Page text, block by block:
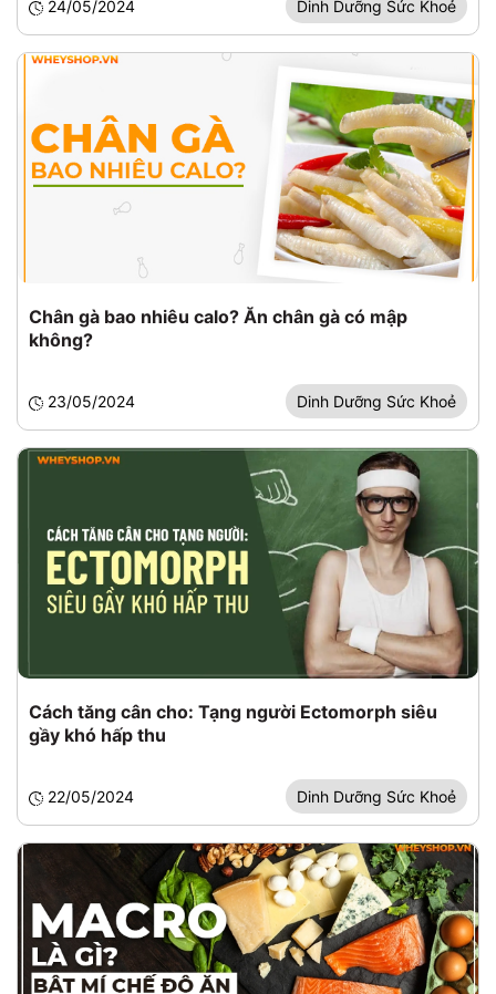
24/05/2024 Dinh Dưỡng Sức Khoẻ
Chân gà bao nhiêu calo? Ăn chân gà có mập
không?
23/05/2024 Dinh Dưỡng Sức Khoẻ
Cách tăng cân cho: Tạng người Ectomorph siêu
gầy khó hấp thu
22/05/2024 Dinh Dưỡng Sức Khoẻ